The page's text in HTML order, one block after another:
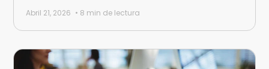
Abril 21, 2026 • 8 min de lectura